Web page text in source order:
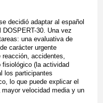
decidió adaptar al español
30. Una vez
una evaluativa de
carácter urgente
accidentes,
(la actividad
los participantes
lo que puede explicar el
velocidad media y un